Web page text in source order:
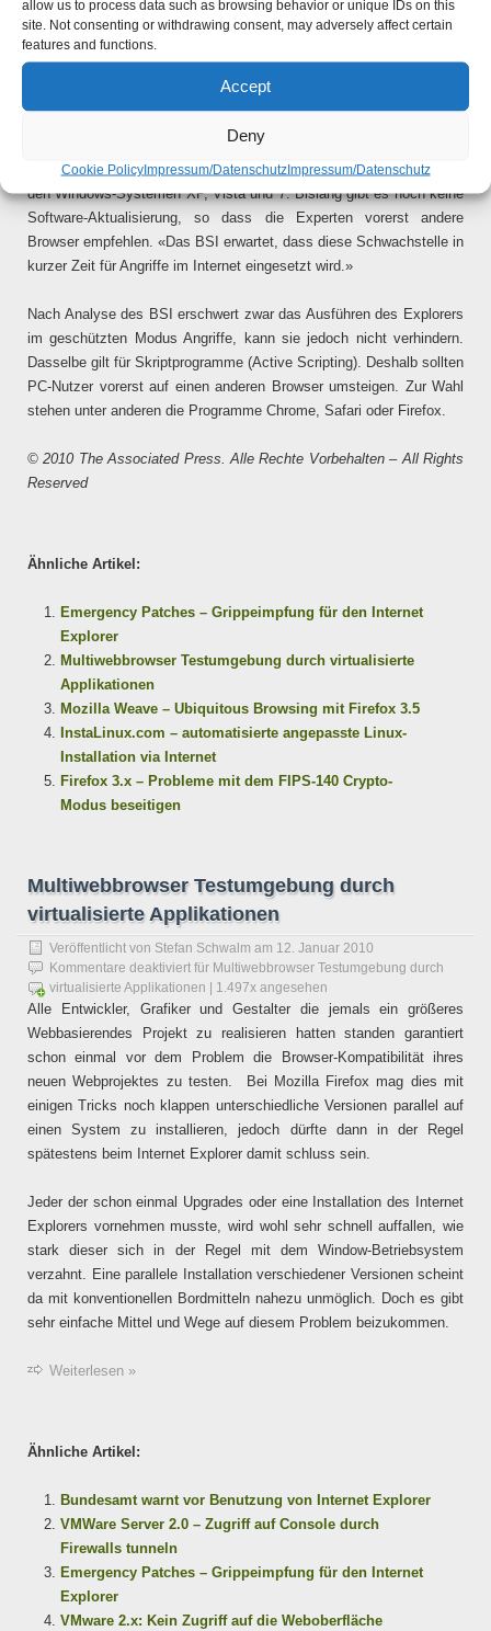
allow us to process data such as browsing behavior or unique IDs on this
site. Not consenting or withdrawing consent, may adversely affect certain
features and functions.
Accept
Deny
Cookie PolicyImpressum/DatenschutzImpressum/Datenschutz
Microsoft nicht mehr benutzen. «Die Schwachstelle ermöglicht
Angreifern, über eine manipulierte Webseite Schadcode in einen
Bundesamt für Sicherheit in der Informationstechnik am Freitag in
Betroffen sind die Versionen 6, 7 und 8 des Internet Explorers auf
den Windows-Systemen XP, Vista und 7. Bislang gibt es noch keine
Software-Aktualisierung, so dass die Experten vorerst andere
Browser empfehlen. «Das BSI erwartet, dass diese Schwachstelle in
kurzer Zeit für Angriffe im Internet eingesetzt wird.»
Nach Analyse des BSI erschwert zwar das Ausführen des Explorers
im geschützten Modus Angriffe, kann sie jedoch nicht verhindern.
Dasselbe gilt für Skriptprogramme (Active Scripting). Deshalb sollten
PC-Nutzer vorerst auf einen anderen Browser umsteigen. Zur Wahl
stehen unter anderen die Programme Chrome, Safari oder Firefox.
© 2010 The Associated Press. Alle Rechte Vorbehalten – All Rights
Reserved
Ähnliche Artikel:
Emergency Patches – Grippeimpfung für den Internet
Explorer
Multiwebbrowser Testumgebung durch virtualisierte
Applikationen
Mozilla Weave – Ubiquitous Browsing mit Firefox 3.5
InstaLinux.com – automatisierte angepasste Linux-
Installation via Internet
Firefox 3.x – Probleme mit dem FIPS-140 Crypto-
Modus beseitigen
Multiwebbrowser Testumgebung durch
virtualisierte Applikationen
Veröffentlicht von Stefan Schwalm am 12. Januar 2010
Kommentare deaktiviert für Multiwebbrowser Testumgebung durch
virtualisierte Applikationen | 1.497x angesehen
Alle Entwickler, Grafiker und Gestalter die jemals ein größeres
Webbasierendes Projekt zu realisieren hatten standen garantiert
schon einmal vor dem Problem die Browser-Kompatibilität ihres
neuen Webprojektes zu testen. Bei Mozilla Firefox mag dies mit
einigen Tricks noch klappen unterschiedliche Versionen parallel auf
einen System zu installieren, jedoch dürfte dann in der Regel
spätestens beim Internet Explorer damit schluss sein.
Jeder der schon einmal Upgrades oder eine Installation des Internet
Explorers vornehmen musste, wird wohl sehr schnell auffallen, wie
stark dieser sich in der Regel mit dem Window-Betriebsystem
verzahnt. Eine parallele Installation verschiedener Versionen scheint
da mit konventionellen Bordmitteln nahezu unmöglich. Doch es gibt
sehr einfache Mittel und Wege auf diesem Problem beizukommen.
Weiterlesen »
Ähnliche Artikel:
Bundesamt warnt vor Benutzung von Internet Explorer
VMWare Server 2.0 – Zugriff auf Console durch
Firewalls tunneln
Emergency Patches – Grippeimpfung für den Internet
Explorer
VMware 2.x: Kein Zugriff auf die Weboberfläche